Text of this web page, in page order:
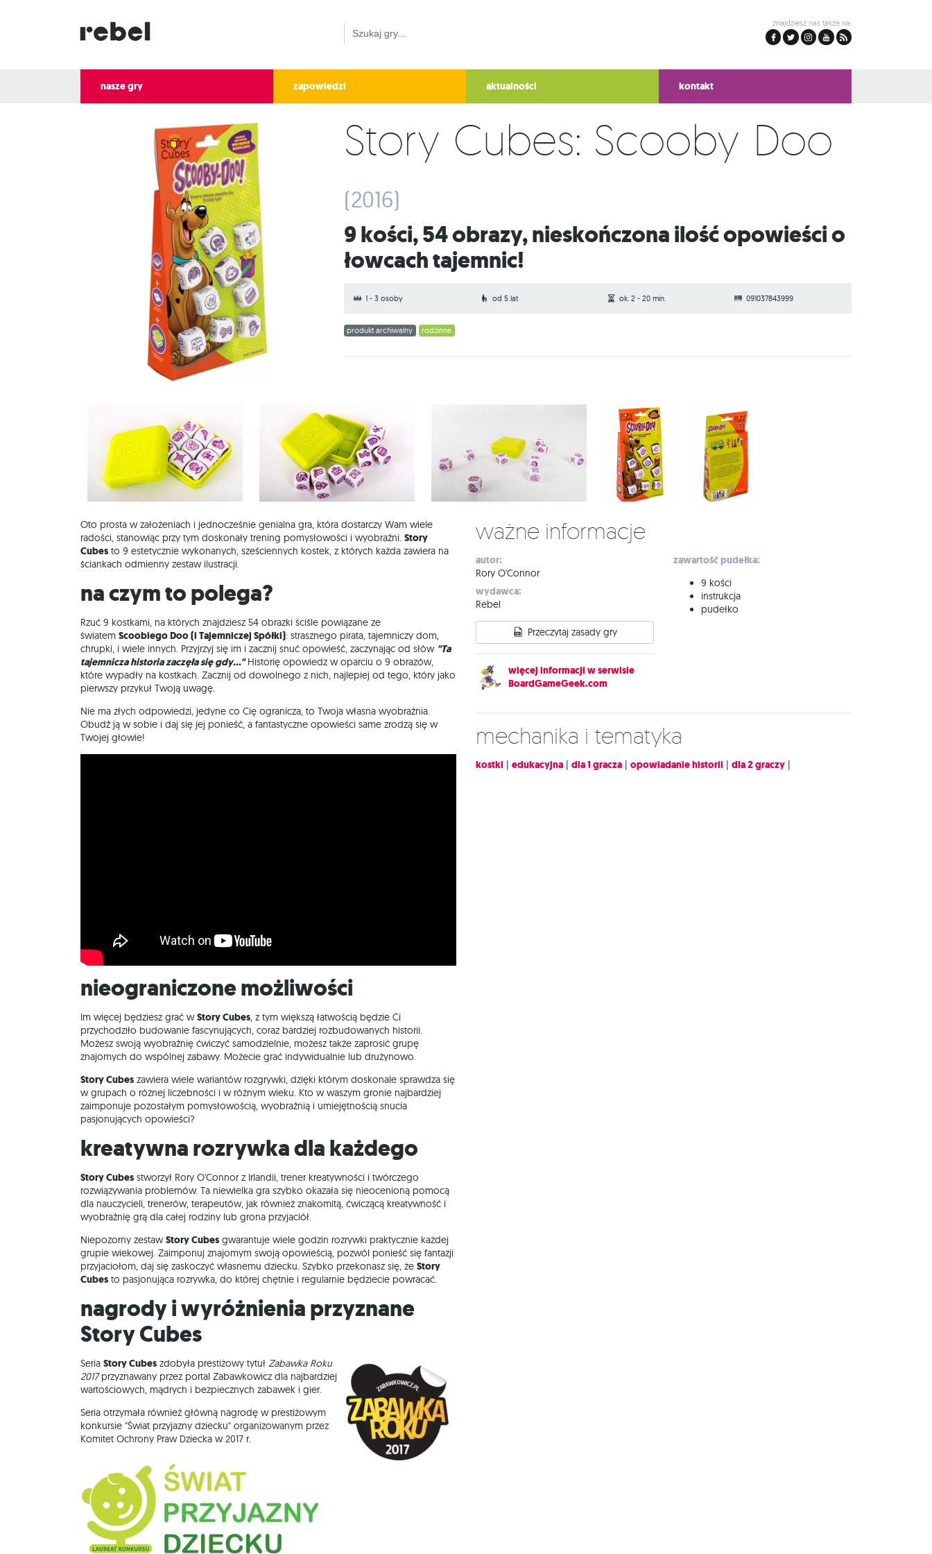
znajdziesz nas także na:
nasze gry zapowiedzi aktualności kontakt
Story Cubes: Scooby Doo
(2016)
9 kości, 54 obrazy, nieskończona ilość opowieści o
łowcach tajemnic!
1 - 3 osoby od 5 lat ok. 2 - 20 min. 091037843999
produkt archiwalny rodzinne
Oto prosta w założeniach i jednocześnie genialna gra, która dostarczy Wam wiele
radości, stanowiąc przy tym doskonały trening pomysłowości i wyobraźni. Story
Cubes to 9 estetycznie wykonanych, sześciennych kostek, z których każda zawiera na
ściankach odmienny zestaw ilustracji.
Na czym to polega?
Rzuć 9 kostkami, na których znajdziesz 54 obrazki ściśle powiązane ze
światem Scoobiego Doo (i Tajemniczej Spółki): strasznego pirata, tajemniczy dom,
chrupki, i wiele innych. Przyjrzyj się im i zacznij snuć opowieść, zaczynając od słów "Ta
tajemnicza historia zaczęła się gdy..." Historię opowiedz w oparciu o 9 obrazów,
które wypadły na kostkach. Zacznij od dowolnego z nich, najlepiej od tego, który jako
pierwszy przykuł Twoją uwagę.
Nie ma złych odpowiedzi, jedyne co Cię ogranicza, to Twoja własna wyobraźnia.
Obudź ją w sobie i daj się jej ponieść, a fantastyczne opowieści same zrodzą się w
Twojej głowie!
Nieograniczone możliwości
Im więcej będziesz grać wStory Cubes, z tym większą łatwością będzie Ci
przychodziło budowanie fascynujących, coraz bardziej rozbudowanych historii.
Możesz swoją wyobraźnię ćwiczyć samodzielnie, możesz także zaprosić grupę
znajomych do wspólnej zabawy. Możecie grać indywidualnie lub drużynowo.
Story Cubes zawiera wiele wariantów rozgrywki, dzięki którym doskonale sprawdza się
w grupach o różnej liczebności i w różnym wieku. Kto w waszym gronie najbardziej
zaimponuje pozostałym pomysłowością, wyobraźnią i umiejętnością snucia
pasjonujących opowieści?
Kreatywna rozrywka dla każdego
Story Cubes stworzył Rory O'Connor z Irlandii, trener kreatywności i twórczego
rozwiązywania problemów. Ta niewielka gra szybko okazała się nieocenioną pomocą
dla nauczycieli, trenerów, terapeutów, jak również znakomitą, ćwiczącą kreatywność i
wyobraźnię grą dla całej rodziny lub grona przyjaciół.
Niepozorny zestawStory Cubes gwarantuje wiele godzin rozrywki praktycznie każdej
grupie wiekowej. Zaimponuj znajomym swoją opowieścią, pozwól ponieść się fantazji
przyjaciołom, daj się zaskoczyć własnemu dziecku. Szybko przekonasz się, że Story
Cubes to pasjonująca rozrywka, do której chętnie i regularnie będziecie powracać.
Nagrody i wyróżnienia przyznane
Story Cubes
Seria Story Cubes zdobyła prestiżowy tytuł Zabawka Roku
2017przyznawany przez portal Zabawkowicz dla najbardziej
wartościowych, mądrych i bezpiecznych zabawek i gier.
Seria otrzymała również główną nagrodę w prestiżowym
konkursie "Świat przyjazny dziecku" organizowanym przez
Komitet Ochrony Praw Dziecka w 2017 r.
Ważne informacje
autor:
Rory O'Connor
wydawca:
Rebel
Przeczytaj zasady gry
więcej informacji w serwisie
BoardGameGeek.com
zawartość pudełka:
9 kości
instrukcja
pudełko
Mechanika i tematyka
kostki | edukacyjna | dla 1 gracza | opowiadanie historii | dla 2 graczy |